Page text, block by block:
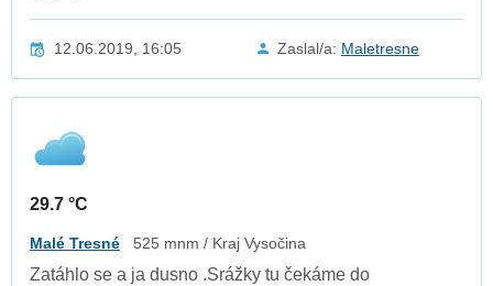
12.06.2019, 16:05 Zaslal/a: Maletresne
29.7 °C
Malé Tresné 525 mnm / Kraj Vysočina
Zatáhlo se a ja dusno .Srážky tu čekáme do